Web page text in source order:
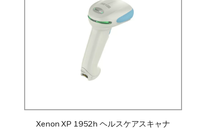
Xenon XP 1952h ヘルスケアスキャナ